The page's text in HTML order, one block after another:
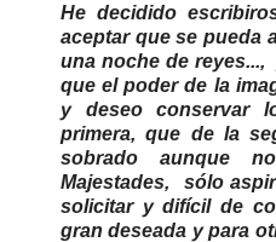
He decidido
aceptar que se pueda
una noche de
que el poder de la
y deseo conservar
primera, que de la
sobrado aunque
Majestades, sólo
solicitar y difícil de
gran deseada y para